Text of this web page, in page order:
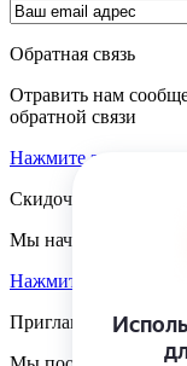
Обратная связь
Отравить нам
обратной связи
Нажмите здесь для
Скидочная система
Мы начисляем
Нажмите здесь для
Приглашаем к